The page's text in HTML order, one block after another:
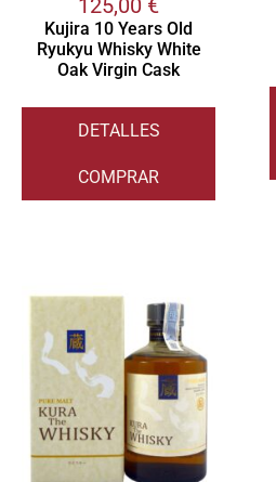
125,00 €
Kujira 10 Years Old
Ryukyu Whisky White
Oak Virgin Cask
DETALLES
COMPRAR